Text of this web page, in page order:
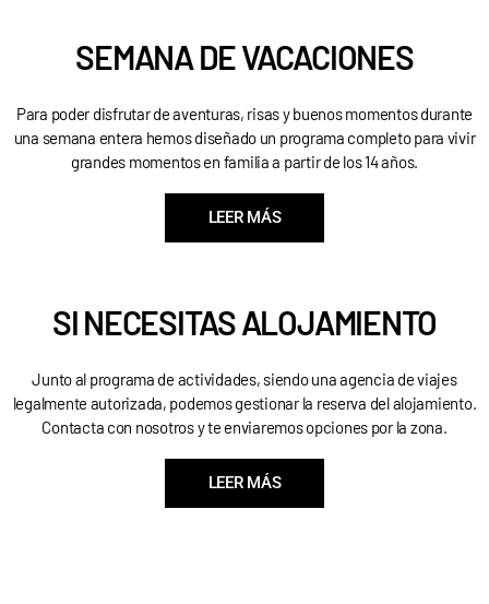
SEMANA DE VACACIONES
Para poder disfrutar de aventuras, risas y buenos momentos durante
una semana entera hemos diseñado un programa completo para vivir
grandes momentos en familia a partir de los 14 años.
LEER MÁS
SI NECESITAS ALOJAMIENTO
Junto al programa de actividades, siendo una agencia de viajes
legalmente autorizada, podemos gestionar la reserva del alojamiento.
Contacta con nosotros y te enviaremos opciones por la zona.
LEER MÁS